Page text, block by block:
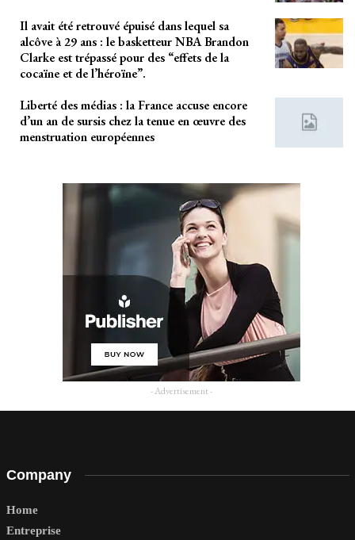
Il avait été retrouvé épuisé dans lequel sa
alcôve à 29 ans : le basketteur NBA Brandon
Clarke est trépassé pour des “effets de la
cocaïne et de l’héroïne”.
Liberté des médias : la France accuse encore
d’un an de sursis chez la tenue en œuvre des
menstruation européennes
- Advertisement -
Company
Home
Entreprise